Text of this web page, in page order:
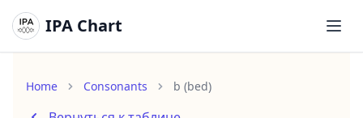
IPA Chart
Home Consonants b (bed)